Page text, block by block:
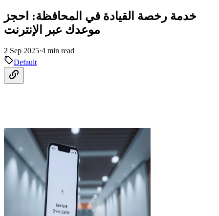
خدمة رخصة القيادة في المحافظة: احجز
موعدك عبر الإنترنت
2 Sep 2025·4 min read
Default